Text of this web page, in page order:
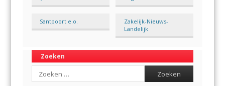
Santpoort e.o.
Zakelijk-Nieuws-
Landelijk
Zoeken
Search